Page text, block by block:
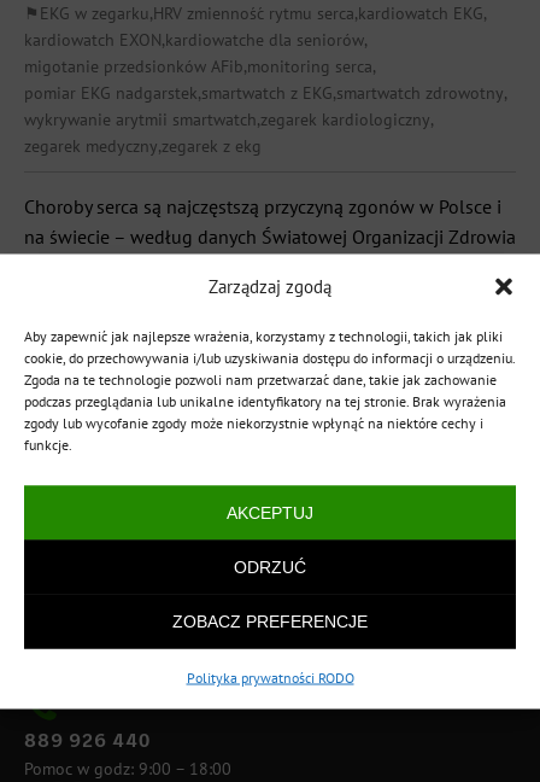
Zarządzaj zgodą
Aby zapewnić jak najlepsze wrażenia, korzystamy z technologii, takich jak pliki
cookie, do przechowywania i/lub uzyskiwania dostępu do informacji o urządzeniu.
Zgoda na te technologie pozwoli nam przetwarzać dane, takie jak zachowanie
podczas przeglądania lub unikalne identyfikatory na tej stronie. Brak wyrażenia
zgody lub wycofanie zgody może niekorzystnie wpłynąć na niektóre cechy i
funkcje.
AKCEPTUJ
ODRZUĆ
ZOBACZ PREFERENCJE
Polityka prywatności RODO
⚑ EKG w zegarku,HRV zmienność rytmu serca,kardiowatch EKG,
kardiowatch EXON,kardiowatche dla seniorów,
migotanie przedsionków AFib,monitoring serca,
pomiar EKG nadgarstek,smartwatch z EKG,smartwatch zdrowotny,
wykrywanie arytmii smartwatch,zegarek kardiologiczny,
zegarek medyczny,zegarek z ekg
Choroby serca są najczęstszą przyczyną zgonów w Polsce i
na świecie – według danych Światowej Organizacji Zdrowia
śmiertelnych. W tym kontekście EKG w zegarku przestaje
być gadżetem dla entuzjastów technologii, a staje się
realnym narzędziem codziennej profilaktyki. Ale czy pomiar
elektrokardiogramu na nadgarstku jest naprawdę
wiarygodny i kto powinien […]
889 926 440
Pomoc w godz: 9:00 – 18:00